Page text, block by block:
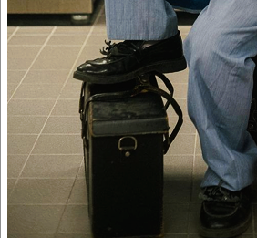
2022 YOUNG ROYALS S 2 / Nexiko, Netflix /
Rojda Sekerzös, Lisa Farzaneh, Kristina Humle
2021 DEN OSANNOLIKA MÖRDAREN / FLX,
Netflix / Simon Kaijser
2020 YOUNG ROYALS S1 / Nexiko, Netflix /
Rojda Sekerzös, Erika Calmeyer
2020 EN KUNGLIG AFFÄR / StellaNova Film, SVT
/ Lisa James Larsson
2019 12:13 / Northern Fable, SVT / David
Wramneby, Daniel di Grado